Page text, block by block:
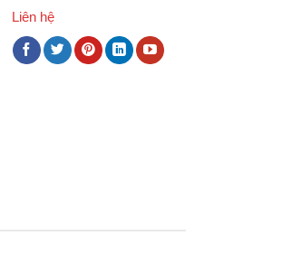
Liên hệ